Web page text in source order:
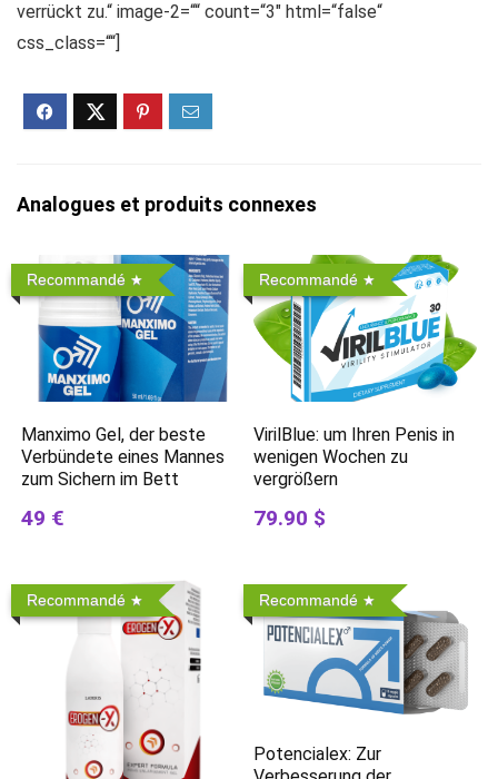
verrückt zu.“ image-2=““ count=“3″ html=“false“
css_class=““]
Analogues et produits connexes
Recommandé
Manximo Gel, der beste
Verbündete eines Mannes
zum Sichern im Bett
49 €
Recommandé
VirilBlue: um Ihren Penis in
wenigen Wochen zu
vergrößern
79.90 $
Recommandé Recommandé
Potencialex: Zur